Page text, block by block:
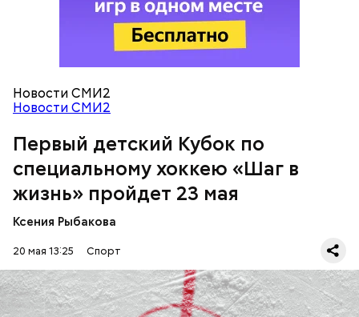
Новости СМИ2
Новости СМИ2
Первый детский Кубок по
специальному хоккею «Шаг в
жизнь» пройдет 23 мая
Ксения Рыбакова
20 мая 13:25 Спорт
Заместитель секретаря Общественной палаты РФ
шахматы обязательным предметом в школе.
«Вечерняя Москва» представила,